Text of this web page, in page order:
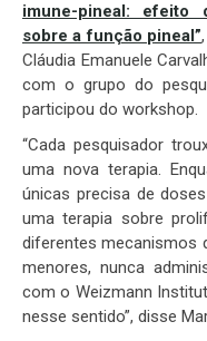
imune-pineal: efeito
sobre a função pineal”
Cláudia Emanuele
com o grupo do
participou do workshop.
“Cada pesquisador
uma nova terapia.
únicas precisa de
uma terapia sobre
diferentes mecanismos
menores, nunca
com o Weizmann
nesse sentido”, disse